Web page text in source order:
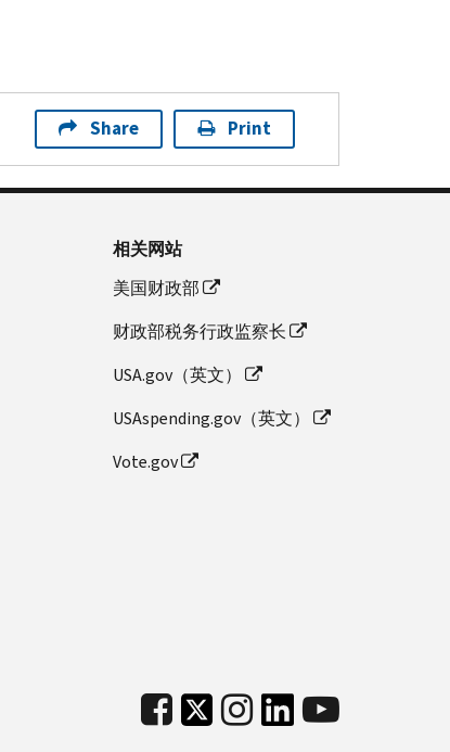
Share Print
相关网站
美国财政部
财政部税务行政监察长
USA.gov（英文）
USAspending.gov（英文）
Vote.gov